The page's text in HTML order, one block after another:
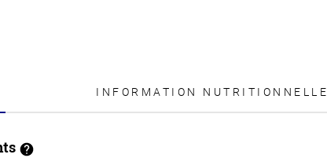
INFORMATION NUTRITIONNELLE